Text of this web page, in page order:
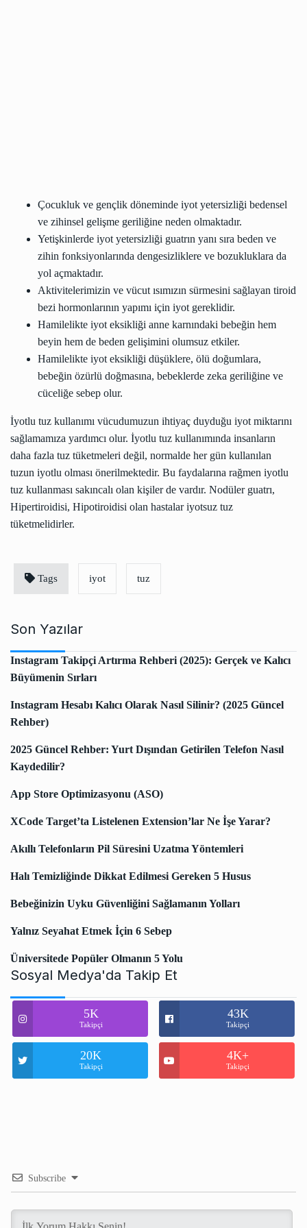
Çocukluk ve gençlik döneminde iyot yetersizliği bedensel
ve zihinsel gelişme geriliğine neden olmaktadır.
Yetişkinlerde iyot yetersizliği guatrın yanı sıra beden ve
zihin fonksiyonlarında dengesizliklere ve bozukluklara da
yol açmaktadır.
Aktivitelerimizin ve vücut ısımızın sürmesini sağlayan tiroid
bezi hormonlarının yapımı için iyot gereklidir.
Hamilelikte iyot eksikliği anne karnındaki bebeğin hem
beyin hem de beden gelişimini olumsuz etkiler.
Hamilelikte iyot eksikliği düşüklere, ölü doğumlara,
bebeğin özürlü doğmasına, bebeklerde zeka geriliğine ve
cüceliğe sebep olur.
İyotlu tuz kullanımı vücudumuzun ihtiyaç duyduğu iyot miktarını
sağlamamıza yardımcı olur. İyotlu tuz kullanımında insanların
daha fazla tuz tüketmeleri değil, normalde her gün kullanılan
tuzun iyotlu olması önerilmektedir. Bu faydalarına rağmen iyotlu
tuz kullanması sakıncalı olan kişiler de vardır. Nodüler guatrı,
Hipertiroidisi, Hipotiroidisi olan hastalar iyotsuz tuz
tüketmelidirler.
Tags iyot tuz
Son Yazılar
Instagram Takipçi Artırma Rehberi (2025): Gerçek ve Kalıcı
Büyümenin Sırları
Instagram Hesabı Kalıcı Olarak Nasıl Silinir? (2025 Güncel
Rehber)
2025 Güncel Rehber: Yurt Dışından Getirilen Telefon Nasıl
Kaydedilir?
App Store Optimizasyonu (ASO)
XCode Target’ta Listelenen Extension’lar Ne İşe Yarar?
Akıllı Telefonların Pil Süresini Uzatma Yöntemleri
Halı Temizliğinde Dikkat Edilmesi Gereken 5 Husus
Bebeğinizin Uyku Güvenliğini Sağlamanın Yolları
Yalnız Seyahat Etmek İçin 6 Sebep
Üniversitede Popüler Olmanın 5 Yolu
Sosyal Medya'da Takip Et
5K
Takipçi
43K
Takipçi
20K
Takipçi
4K+
Takipçi
Subscribe